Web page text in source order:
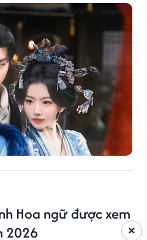
Hoa ngữ được xem
2026
×